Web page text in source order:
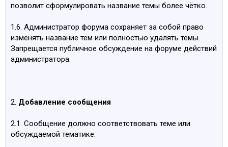
позволит сформулировать название темы более чётко.
1.6. Администратор форума сохраняет за собой право
изменять название тем или полностью удалять темы.
Запрещается публичное обсуждение на форуме действий
администратора.
2. Добавление сообщения
2.1. Сообщение должно соответствовать теме или
обсуждаемой тематике.